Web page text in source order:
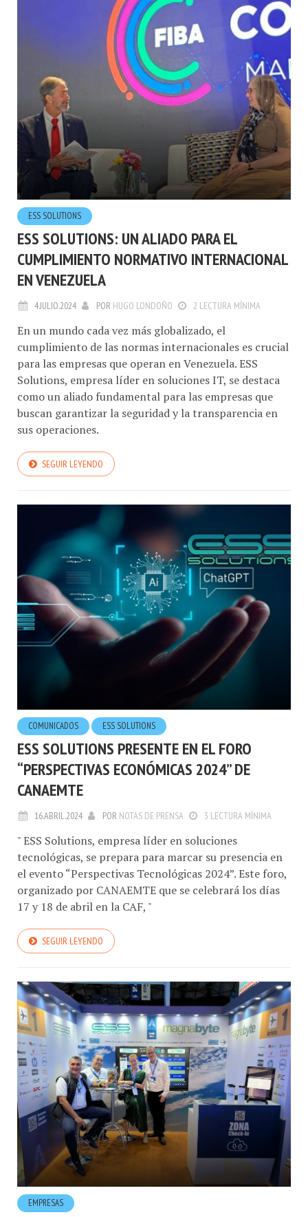
ESS SOLUTIONS
ESS SOLUTIONS: UN ALIADO PARA EL
CUMPLIMIENTO NORMATIVO INTERNACIONAL
EN VENEZUELA
4.JULIO.2024 POR HUGO LONDOÑO 2 LECTURA MÍNIMA
En un mundo cada vez más globalizado, el
cumplimiento de las normas internacionales es crucial
para las empresas que operan en Venezuela. ESS
Solutions, empresa líder en soluciones IT, se destaca
como un aliado fundamental para las empresas que
buscan garantizar la seguridad y la transparencia en
sus operaciones.
SEGUIR LEYENDO
COMUNICADOS ESS SOLUTIONS
ESS SOLUTIONS PRESENTE EN EL FORO
“PERSPECTIVAS ECONÓMICAS 2024” DE
CANAEMTE
16.ABRIL.2024 POR NOTAS DE PRENSA 3 LECTURA MÍNIMA
" ESS Solutions, empresa líder en soluciones
tecnológicas, se prepara para marcar su presencia en
el evento “Perspectivas Tecnológicas 2024”. Este foro,
organizado por CANAEMTE que se celebrará los días
17 y 18 de abril en la CAF, "
SEGUIR LEYENDO
EMPRESAS